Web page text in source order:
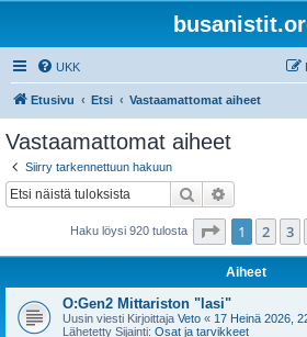
UKK
Etusivu Etsi Vastaamattomat aiheet
Vastaamattomat aiheet
Siirry tarkennettuun hakuun
Etsi
Haku löysi 920 tulosta Sivu /19
1 2 3
Aiheet
O:Gen2 Mittariston "lasi"
Uusin viesti Kirjoittaja Veto « 17 Heinä 2026,
Lähetetty Sijainti: Osat ja tarvikkeet